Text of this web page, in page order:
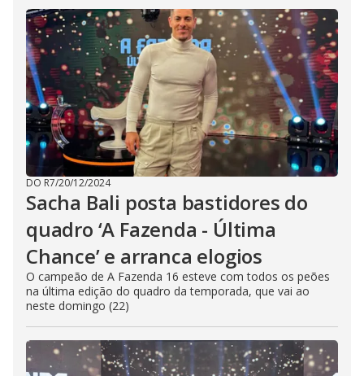
DO R7/20/12/2024
Sacha Bali posta bastidores do
quadro ‘A Fazenda - Última
Chance’ e arranca elogios
O campeão de A Fazenda 16 esteve com todos os peões
na última edição do quadro da temporada, que vai ao
neste domingo (22)